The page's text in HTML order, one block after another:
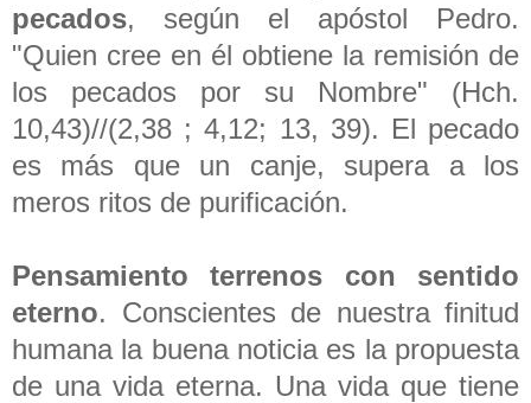
pecados, según el apóstol Pedro.
"Quien cree en él obtiene la remisión de
los pecados por su Nombre" (Hch.
10,43)//(2,38 ; 4,12; 13, 39). El pecado
es más que un canje, supera a los
meros ritos de purificación.
Pensamiento terrenos con sentido
eterno. Conscientes de nuestra finitud
humana la buena noticia es la propuesta
de una vida eterna. Una vida que tiene